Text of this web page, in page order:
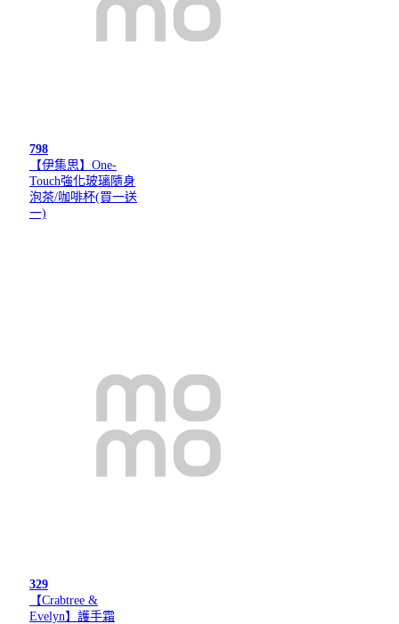
798
【伊集思】One-
Touch強化玻璃隨身
泡茶/咖啡杯(買一送
一)
329
【Crabtree &
Evelyn】護手霜